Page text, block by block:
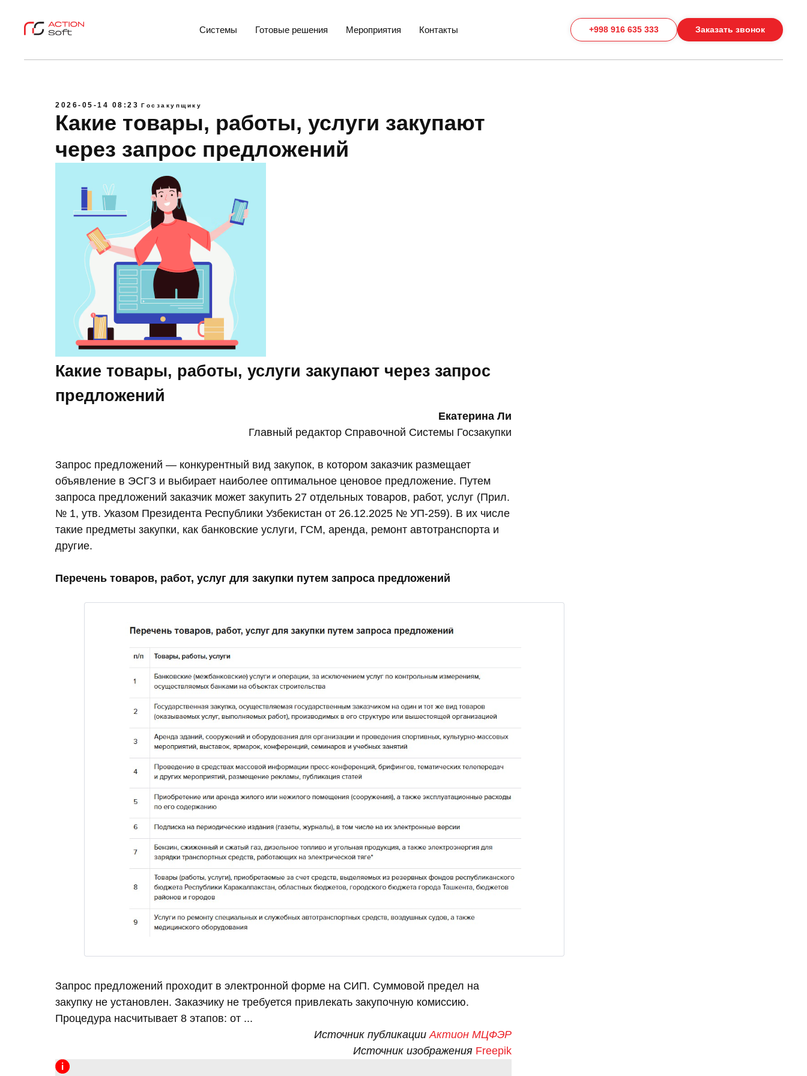
Системы Готовые решения Мероприятия Контакты +998 916 635 333 Заказать звонок
2026-05-14 08:23 Госзакупщику
Какие товары, работы, услуги закупают
через запрос предложений
Какие товары, работы, услуги закупают через запрос
предложений
Екатерина Ли
Главный редактор Справочной Системы Госзакупки
Запрос предложений — конкурентный вид закупок, в котором заказчик размещает
объявление в ЭСГЗ и выбирает наиболее оптимальное ценовое предложение. Путем
запроса предложений заказчик может закупить 27 отдельных товаров, работ, услуг (Прил.
№ 1, утв. Указом Президента Республики Узбекистан от 26.12.2025 № УП-259). В их числе
такие предметы закупки, как банковские услуги, ГСМ, аренда, ремонт автотранспорта и
другие.
Перечень товаров, работ, услуг для закупки путем запроса предложений
Запрос предложений проходит в электронной форме на СИП. Суммовой предел на
закупку не установлен. Заказчику не требуется привлекать закупочную комиссию.
Процедура насчитывает 8 этапов: от ...
Источник публикацииАктион МЦФЭР
Источник изображения Freepik